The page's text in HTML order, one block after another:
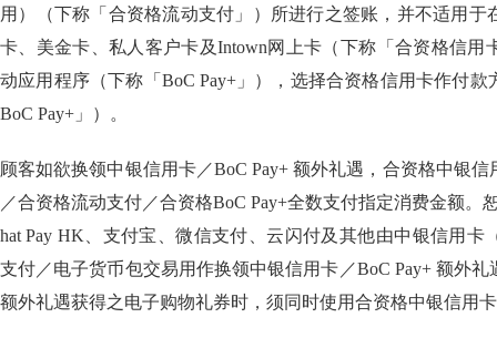
用）（下称「合资格流动支付」）所进行之签账，并不适用于
卡、美金卡、私人客户卡及Intown网上卡（下称「合资格信用
动应用程序（下称「BoC Pay+」），选择合资格信用卡作付
BoC Pay+」）。
顾客如欲换领中银信用卡／BoC Pay+ 额外礼遇，合资格中银
／合资格流动支付／合资格BoC Pay+全数支付指定消费金额。
hat Pay HK、支付宝、微信支付、云闪付及其他由中银信用卡
支付／电子货币包交易用作换领中银信用卡／BoC Pay+ 额外
额外礼遇获得之电子购物礼券时，须同时使用合资格中银信用